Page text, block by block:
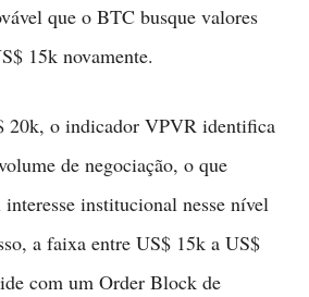
que o BTC busque valores
15k novamente.
20k, o indicador VPVR identifica
de negociação, o que
institucional nesse nível
a faixa entre US$ 15k a US$
com um Order Block de